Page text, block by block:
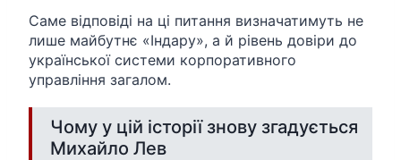
Саме відповіді на ці питання визначатимуть не
лише майбутнє «Індару», а й рівень довіри до
української системи корпоративного
управління загалом.
Чому у цій історії знову згадується
Михайло Лев